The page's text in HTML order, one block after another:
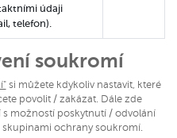
údaji
telefon).
soukromí
si můžete kdykoliv nastavit, které
povolit / zakázat. Dále zde
s možností poskytnutí / odvolání
ochrany soukromí.